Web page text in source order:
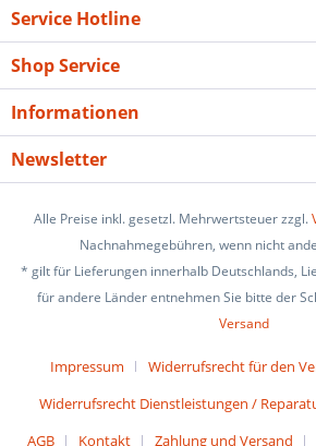
Service Hotline
Shop Service
Informationen
Newsletter
Alle Preise inkl. gesetzl. Mehrwertsteuer zzgl.
Nachnahmegebühren, wenn nicht
* gilt für Lieferungen innerhalb Deutschlands,
für andere Länder entnehmen Sie bitte der
Versand
Impressum
Widerrufsrecht für den
Widerrufsrecht Dienstleistungen /
AGB
Kontakt Zahlung und Versand